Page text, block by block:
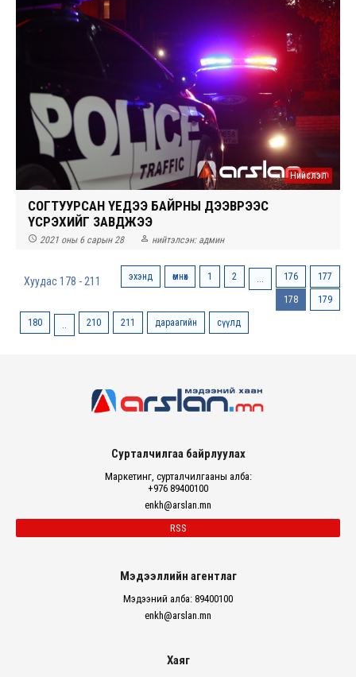
Нийслэл
СОГТУУРСАН ҮЕДЭЭ БАЙРНЫ ДЭЭВРЭЭС
ҮСРЭХИЙГ ЗАВДЖЭЭ
 2021 оны 6 сарын 28  нийтэлсэн: админ
Хуудас 178 - 211 эхэнд өмнөх 1 2 ... 176 177
178 179
180 .. 210 211 дараагийн сүүлд
Сурталчилгаа байрлуулах
Маркетинг, сурталчилгааны алба:
+976 89400100
enkh@arslan.mn
RSS
Мэдээллийн агентлаг
Мэдээний алба: 89400100
enkh@arslan.mn
Хаяг